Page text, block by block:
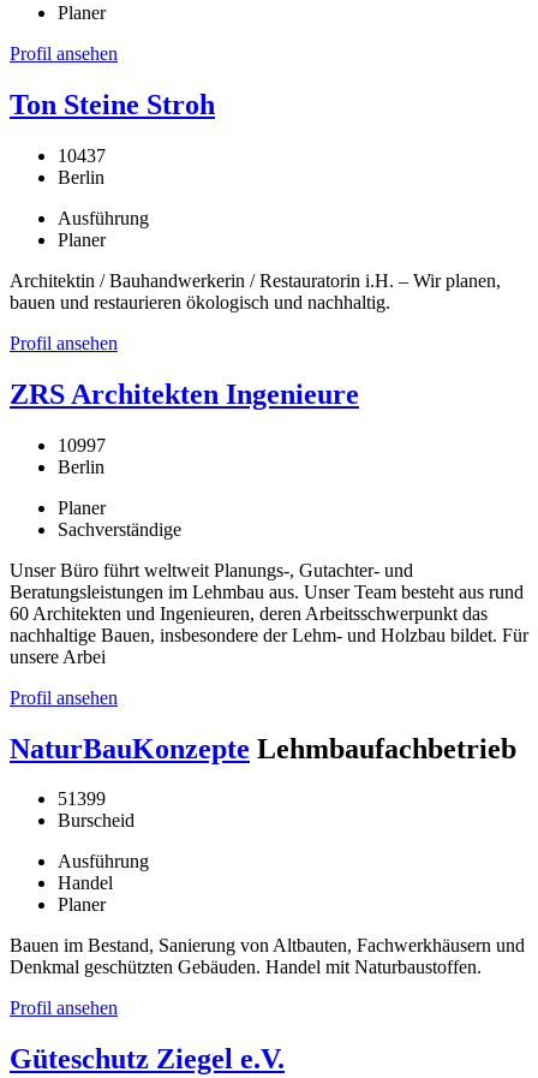
Planer
Profil ansehen
Ton Steine Stroh
10437
Berlin
Ausführung
Planer
Architektin / Bauhandwerkerin / Restauratorin i.H. – Wir planen,
bauen und restaurieren ökologisch und nachhaltig.
Profil ansehen
ZRS Architekten Ingenieure
10997
Berlin
Planer
Sachverständige
Unser Büro führt weltweit Planungs-, Gutachter- und
Beratungsleistungen im Lehmbau aus. Unser Team besteht aus rund
60 Architekten und Ingenieuren, deren Arbeitsschwerpunkt das
nachhaltige Bauen, insbesondere der Lehm- und Holzbau bildet. Für
unsere Arbei
Profil ansehen
NaturBauKonzepte Lehmbaufachbetrieb
51399
Burscheid
Ausführung
Handel
Planer
Bauen im Bestand, Sanierung von Altbauten, Fachwerkhäusern und
Denkmal geschützten Gebäuden. Handel mit Naturbaustoffen.
Profil ansehen
Güteschutz Ziegel e.V.